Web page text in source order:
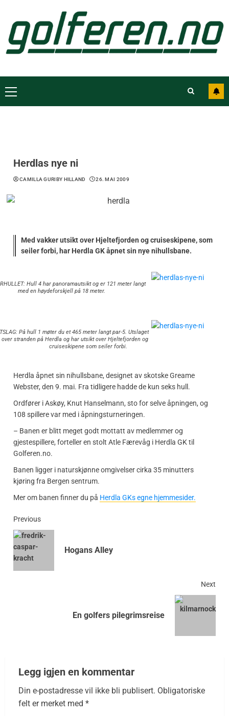
Herdlas nye ni
CAMILLA GURIBY HILLAND 26. MAI 2009
Med vakker utsikt over Hjeltefjorden og cruiseskipene, som
seiler forbi, har Herdla GK åpnet sin nye nihullsbane.
Hull 4 har panoramautsikt og er 121 meter langt
med en høydeforskjell på 18 meter.
På hull 1 møter du et 465 meter langt par-5. Utslaget
stranden på Herdla og har utsikt over Hjeltefjorden og
cruiseskipene som seiler forbi.
Herdla åpnet sin nihullsbane, designet av skotske Greame
Webster, den 9. mai. Fra tidligere hadde de kun seks hull.
Ordfører i Askøy, Knut Hanselmann, sto for selve åpningen, og
108 spillere var med i åpningsturneringen.
– Banen er blitt meget godt mottatt av medlemmer og
gjestespillere, forteller en stolt Atle Færevåg i Herdla GK til
Golferen.no.
Banen ligger i naturskjønne omgivelser cirka 35 minutters
kjøring fra Bergen sentrum.
Mer om banen finner du på Herdla GKs egne hjemmesider.
Previous
Hogans Alley
Next
En golfers pilegrimsreise
Legg igjen en kommentar
Din e-postadresse vil ikke bli publisert. Obligatoriske
felt er merket med *